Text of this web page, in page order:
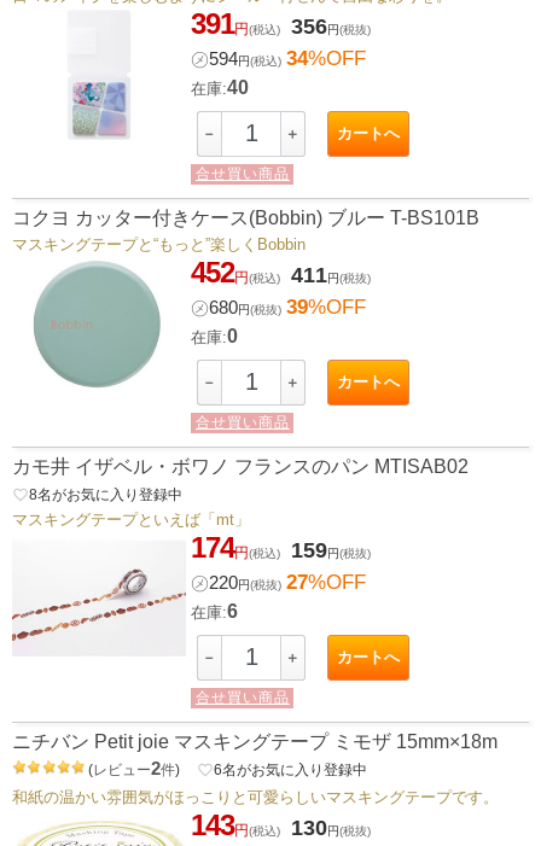
391円(税込) 356円(税抜)
㋱594円(税込) 34%OFF
在庫:40
－ ＋ カートへ
合せ買い商品
コクヨ カッター付きケース(Bobbin) ブルー T-BS101B
マスキングテープと“もっと”楽しくBobbin
452円(税込) 411円(税抜)
㋱680円(税抜) 39%OFF
在庫:0
－ ＋ カートへ
合せ買い商品
カモ井 イザベル・ボワノ フランスのパン MTISAB02
favorite_border8名がお気に入り登録中
マスキングテープといえば「mt」
174円(税込) 159円(税抜)
㋱220円(税抜) 27%OFF
在庫:6
－ ＋ カートへ
合せ買い商品
ニチバン Petit joie マスキングテープ ミモザ 15mm×18m
(レビュー2件) favorite_border6名がお気に入り登録中
和紙の温かい雰囲気がほっこりと可愛らしいマスキングテープです。
143円(税込) 130円(税抜)